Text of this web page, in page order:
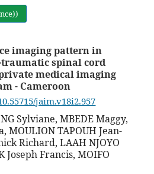
imaging pattern in
spinal cord
medical imaging
- Cameroon
jaim.v18i2.957
Sylviane, MBEDE Maggy,
MOULION TAPOUH Jean-
Richard, LAAH NJOYO
Joseph Francis, MOIFO